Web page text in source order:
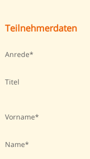
Teilnehmerdaten
Anrede
Titel
Vorname
Name